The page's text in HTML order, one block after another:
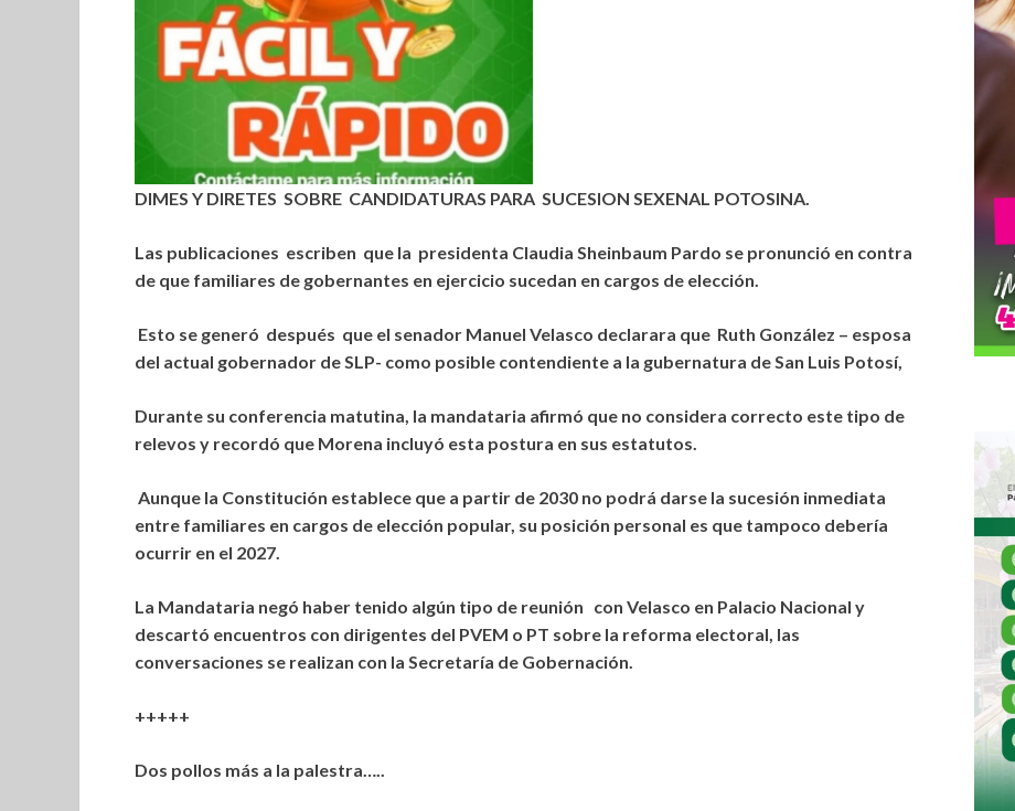
DIMES Y DIRETES SOBRE CANDIDATURAS PARA SUCESION SEXENAL POTOSINA.
Las publicaciones escriben que la presidenta Claudia Sheinbaum Pardo se pronunció en contra
de que familiares de gobernantes en ejercicio sucedan en cargos de elección.
Esto se generó después que el senador Manuel Velasco declarara que Ruth González – esposa
del actual gobernador de SLP- como posible contendiente a la gubernatura de San Luis Potosí,
Durante su conferencia matutina, la mandataria afirmó que no considera correcto este tipo de
relevos y recordó que Morena incluyó esta postura en sus estatutos.
Aunque la Constitución establece que a partir de 2030 no podrá darse la sucesión inmediata
entre familiares en cargos de elección popular, su posición personal es que tampoco debería
ocurrir en el 2027.
La Mandataria negó haber tenido algún tipo de reunión con Velasco en Palacio Nacional y
descartó encuentros con dirigentes del PVEM o PT sobre la reforma electoral, las
conversaciones se realizan con la Secretaría de Gobernación.
+++++
Dos pollos más a la palestra…..